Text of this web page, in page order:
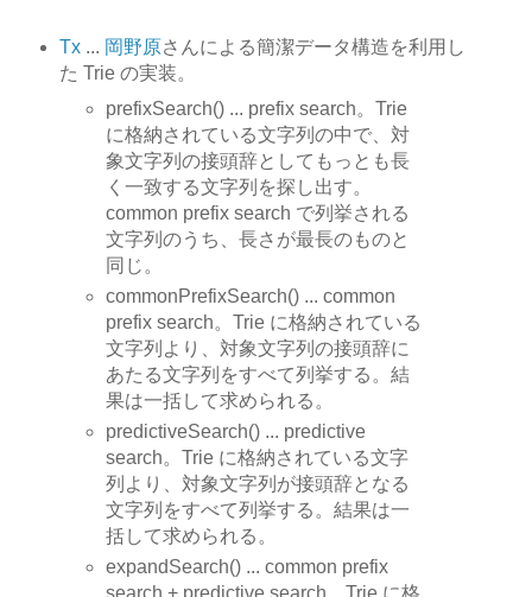
Tx... 岡野原さんによる簡潔データ構造を利用し
た Trie の実装。
prefixSearch() ... prefix search。Trie
に格納されている文字列の中で、対
象文字列の接頭辞としてもっとも長
く一致する文字列を探し出す。
common prefix search で列挙される
文字列のうち、長さが最長のものと
同じ。
commonPrefixSearch() ... common
prefix search。Trie に格納されている
文字列より、対象文字列の接頭辞に
あたる文字列をすべて列挙する。結
果は一括して求められる。
predictiveSearch() ... predictive
search。Trie に格納されている文字
列より、対象文字列が接頭辞となる
文字列をすべて列挙する。結果は一
括して求められる。
expandSearch() ... common prefix